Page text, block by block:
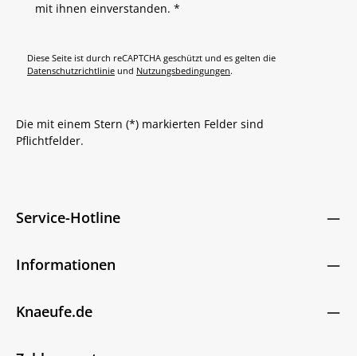
mit ihnen einverstanden. *
Diese Seite ist durch reCAPTCHA geschützt und es gelten die
Datenschutzrichtlinie und Nutzungsbedingungen.
Die mit einem Stern (*) markierten Felder sind
Pflichtfelder.
Service-Hotline
Informationen
Knaeufe.de